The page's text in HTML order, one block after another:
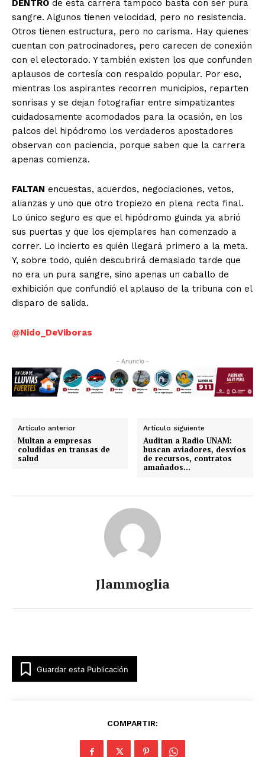
DENTRO de esta carrera tampoco basta con ser pura
sangre. Algunos tienen velocidad, pero no resistencia.
Otros tienen estructura, pero no carisma. Hay quienes
cuentan con patrocinadores, pero carecen de conexión
con el electorado. Y también existen los que confunden
aplausos de cortesía con respaldo popular. Por eso,
mientras los aspirantes recorren municipios, reparten
sonrisas y se dejan fotografiar entre simpatizantes
cuidadosamente acomodados para la ocasión, en los
palcos del hipódromo los verdaderos apostadores
observan con paciencia, porque saben que la carrera
apenas comienza.
FALTAN encuestas, acuerdos, negociaciones, vetos,
alianzas y uno que otro tropiezo en plena recta final.
Lo único seguro es que el hipódromo guinda ya abrió
sus puertas y que los ejemplares han comenzado a
correr. Lo incierto es quién llegará primero a la meta.
Y, sobre todo, quién descubrirá demasiado tarde que
no era un pura sangre, sino apenas un caballo de
exhibición que confundió el aplauso de la tribuna con el
disparo de salida.
@Nido_DeViboras
- Anuncio -
Artículo anterior
Multan a empresas
coludidas en transas de
salud
Artículo siguiente
Auditan a Radio UNAM:
buscan aviadores, desvíos
de recursos, contratos
amañados…
Jlammoglia
Guardar esta Publicación
COMPARTIR: